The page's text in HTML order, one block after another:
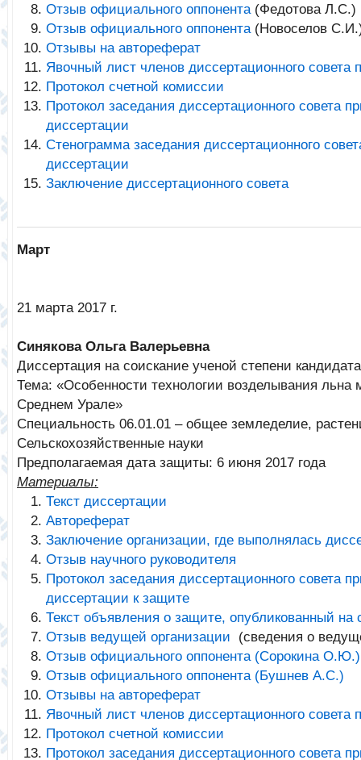
Отзыв официального оппонента(Федотова Л.С.)
Отзыв официального оппонента(Новоселов
Отзывы на автореферат
Явочный лист членов диссертационного совета
Протокол счетной комиссии
Протокол заседания диссертационного совета
диссертации
Стенограмма заседания диссертационного
диссертации
Заключение диссертационного совета
Март
21 марта 2017 г.
Синякова Ольга Валерьевна
Диссертация на соискание ученой степени
Тема: «Особенности технологии возделывания льна
Среднем Урале»
Специальность 06.01.01 – общее земледелие,
Сельскохозяйственные науки
Предполагаемая дата защиты: 6 июня 2017 года
Материалы:
Текст диссертации
Автореферат
Заключение организации, где выполнялась
Отзыв научного руководителя
Протокол заседания диссертационного совета
диссертации к защите
Текст объявления о защите, опубликованный
Отзыв ведущей организации (сведения о
Отзыв официального оппонента (Сорокина О.Ю.)
Отзыв официального оппонента (Бушнев А.С.)
Отзывы на автореферат
Явочный лист членов диссертационного совета
Протокол счетной комиссии
Протокол заседания диссертационного совета